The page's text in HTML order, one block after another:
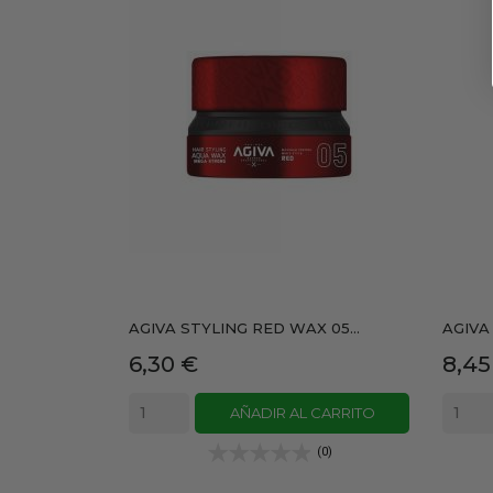
AGIVA STYLING RED WAX 05...
Precio
6,30 €
AÑADIR AL CARRITO
(0)
AGIVA